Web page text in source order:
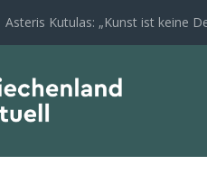
Asteris Kutulas: „Kunst ist keine